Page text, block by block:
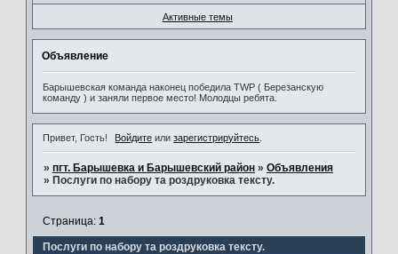
Активные темы
Объявление
Барышевская команда наконец победила TWP ( Березанскую
команду ) и заняли первое место! Молодцы ребята.
Привет, Гость! Войдите илизарегистрируйтесь
» пгт. Барышевка и Барышевский район » Объявления
» Послуги по набору та роздруковка тексту.
Послуги по набору та роздруковка тексту.
Страница: 1